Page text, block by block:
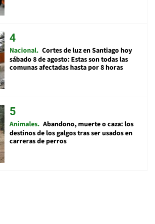
Nacional Cortes de luz en Santiago hoy
sábado 8 de agosto: Estas son todas las
comunas afectadas hasta por 8 horas
Animales Abandono, muerte o caza: los
destinos de los galgos tras ser usados en
carreras de perros